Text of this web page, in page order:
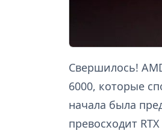
Свершилось!
6000, которые
начала была
превосходит